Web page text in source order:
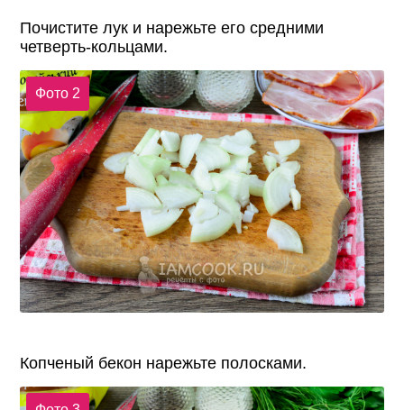
Почистите лук и нарежьте его средними
четверть-кольцами.
Фото 2
Копченый бекон нарежьте полосками.